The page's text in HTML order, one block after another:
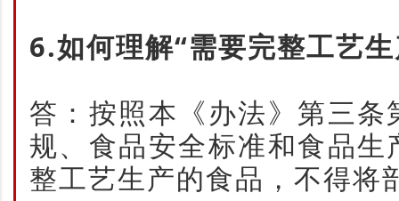
6.如何理解“需要完整工艺
答：按照本《办法》第三
规、食品安全标准和食品
整工艺生产的食品，不得将